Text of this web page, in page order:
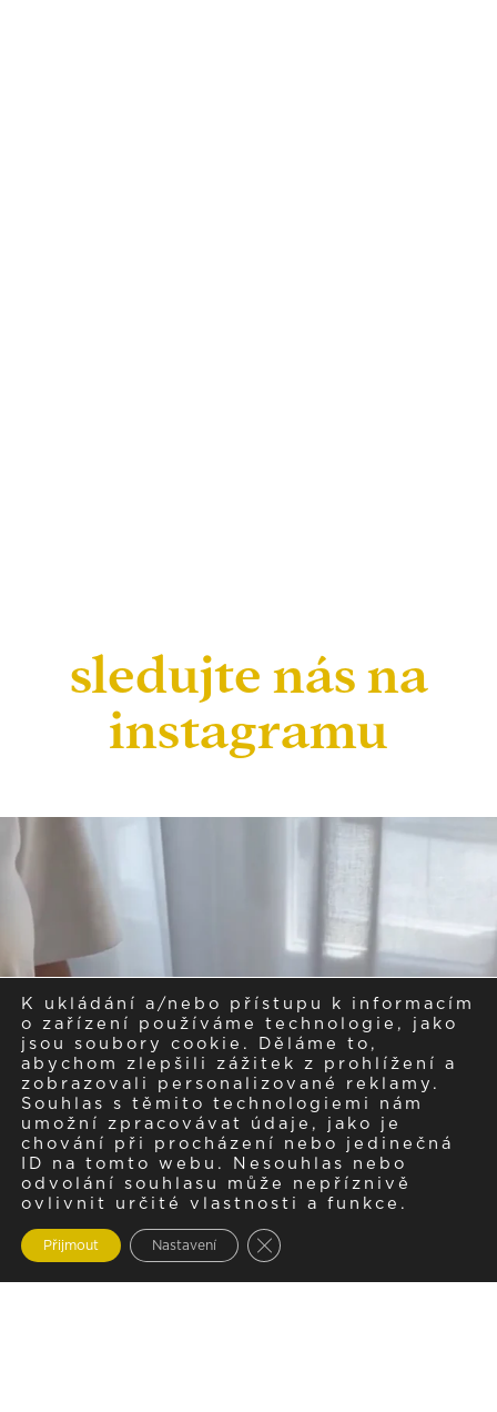
sledujte nás na
instagramu
K ukládání a/nebo přístupu k informacím
o zařízení používáme technologie, jako
jsou soubory cookie. Děláme to,
abychom zlepšili zážitek z prohlížení a
zobrazovali personalizované reklamy.
Souhlas s těmito technologiemi nám
umožní zpracovávat údaje, jako je
chování při procházení nebo jedinečná
ID na tomto webu. Nesouhlas nebo
odvolání souhlasu může nepříznivě
ovlivnit určité vlastnosti a funkce.
Přijmout Nastavení Zavřít cookie lištu GDPR